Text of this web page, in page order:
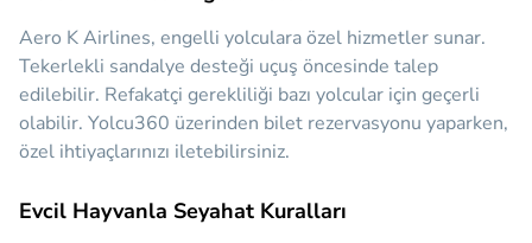
Aero K Airlines, engelli yolculara özel hizmetler sunar.
Tekerlekli sandalye desteği uçuş öncesinde talep
edilebilir. Refakatçi gerekliliği bazı yolcular için geçerli
olabilir. Yolcu360 üzerinden bilet rezervasyonu yaparken,
özel ihtiyaçlarınızı iletebilirsiniz.
Evcil Hayvanla Seyahat Kuralları